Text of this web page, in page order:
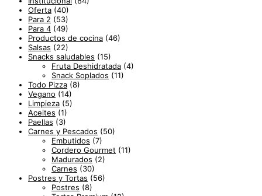
Oferta (40)
Para 2 (53)
Para 4 (49)
Productos de cocina (46)
Salsas (22)
Snacks saludables (15)
Fruta Deshidratada (4)
Snack Soplados (11)
Todo Pizza (8)
Vegano (14)
Limpieza (5)
Aceites (1)
Paellas (3)
Carnes y Pescados (50)
Embutidos (7)
Cordero Gourmet (11)
Madurados (2)
Carnes (30)
Postres y Tortas (56)
Postres (8)